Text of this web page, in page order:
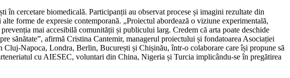
cercetare biomedicală. Participanții au observat procese și imagini rezultate din
forme de expresie contemporană. „Proiectul abordează o viziune experimentală,
mai accesibilă comunității și publicului larg. Credem că arta poate deschide
sănătate”, afirmă Cristina Cantemir, managerul proiectului și fondatoarea Asociației
Napoca, Londra, Berlin, București și Chișinău, într-o colaborare care își propune să
cu AIESEC, voluntari din China, Nigeria și Turcia implicându-se în pregătirea